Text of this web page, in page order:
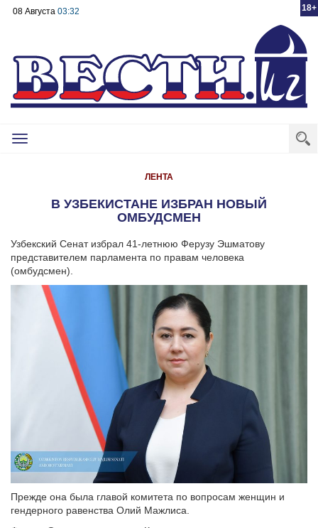
18+
08 Августа 03:32
Toggle
ЛЕНТА
В УЗБЕКИСТАНЕ ИЗБРАН НОВЫЙ
ОМБУДСМЕН
Узбекский Сенат избрал 41-летнюю Ферузу Эшматову
представителем парламента по правам человека
(омбудсмен).
Прежде она была главой комитета по вопросам женщин и
гендерного равенства Олий Мажлиса.